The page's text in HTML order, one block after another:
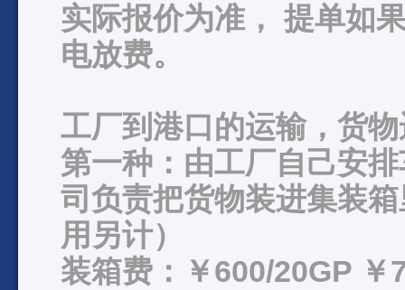
实际报价为准， 提单如
电放费。
工厂到港口的运输，货
第一种：由工厂自己安
司负责把货物装进集装
用另计）
装箱费：￥600/20GP